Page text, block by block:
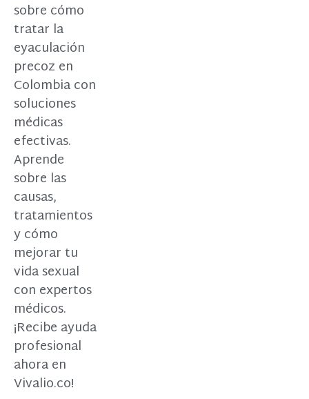
sobre cómo
tratar la
eyaculación
precoz en
Colombia con
soluciones
médicas
efectivas.
Aprende
sobre las
causas,
tratamientos
y cómo
mejorar tu
vida sexual
con expertos
médicos.
¡Recibe ayuda
profesional
ahora en
Vivalio.co!